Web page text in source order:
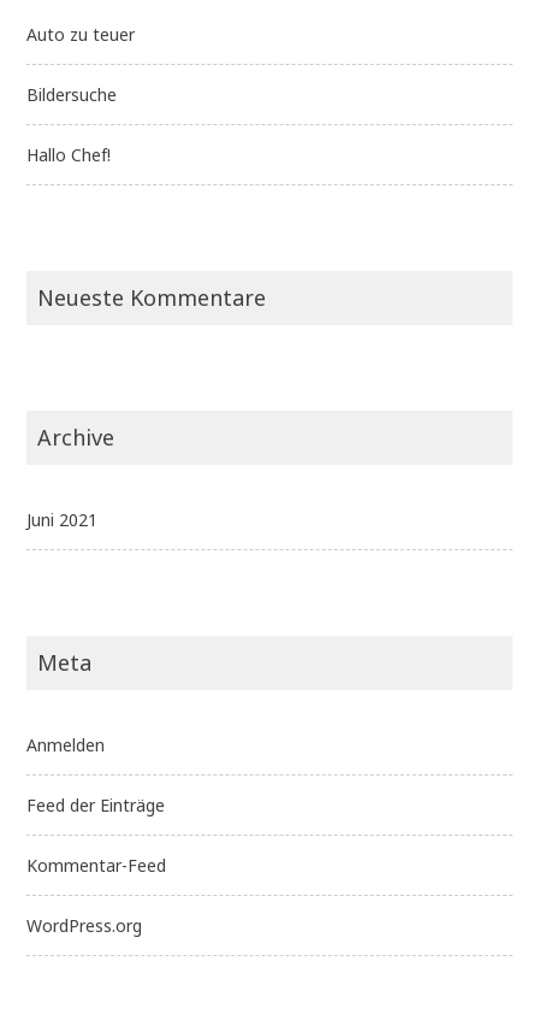
Auto zu teuer
Bildersuche
Hallo Chef!
Neueste Kommentare
Archive
Juni 2021
Meta
Anmelden
Feed der Einträge
Kommentar-Feed
WordPress.org